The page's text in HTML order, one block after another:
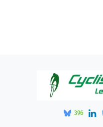
396